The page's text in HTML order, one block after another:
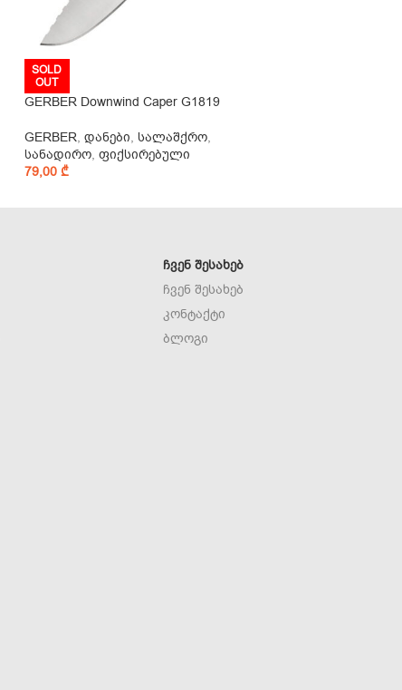
SOLD
OUT
GERBER Downwind Caper G1819
GERBER, დანები, სალაშქრო,
სანადირო, ფიქსირებული
79,00 ₾
ᲩᲕᲔᲜ ᲨᲔᲡᲐᲮᲔᲑ
ჩვენ შესახებ
კონტაქტი
ბლოგი